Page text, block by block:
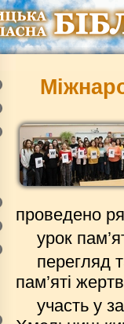
проведено
урок
перегляд
пам’яті
участь у